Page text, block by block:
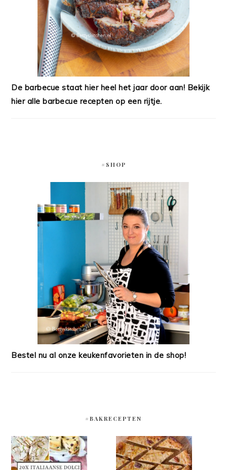
De barbecue staat hier heel het jaar door aan! Bekijk
hier alle barbecue recepten op een rijtje.
#SHOP
Bestel nu al onze keukenfavorieten in de shop!
#BAKRECEPTEN